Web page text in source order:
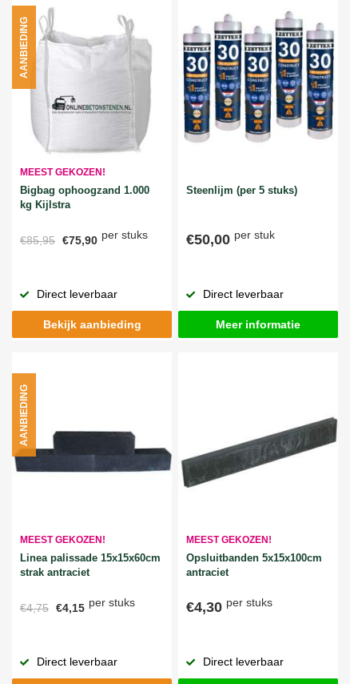
MEEST GEKOZEN!
Bigbag ophoogzand 1.000
kg Kijlstra
€85,95 €75,90 per stuks
AANBIEDING
Direct leverbaar
Bekijk aanbieding
Steenlijm (per 5 stuks)
€50,00 per stuk
Direct leverbaar
Meer informatie
MEEST GEKOZEN!
Linea palissade 15x15x60cm
strak antraciet
€4,75 €4,15 per stuks
AANBIEDING
Direct leverbaar
MEEST GEKOZEN!
Opsluitbanden 5x15x100cm
antraciet
€4,30 per stuks
Direct leverbaar